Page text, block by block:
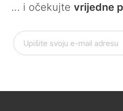
… i očekujte vrijedne